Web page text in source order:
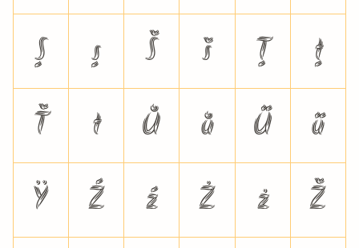
Ş
ş Š š Ţ
ţ
Ť
ť Ů ů Ű
ű
Ÿ
Ź ź Ż ż
Ž